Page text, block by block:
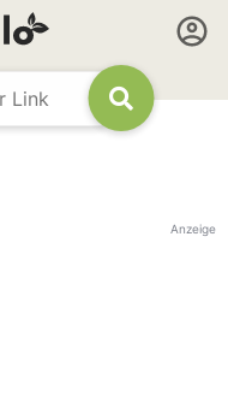
Anzeige